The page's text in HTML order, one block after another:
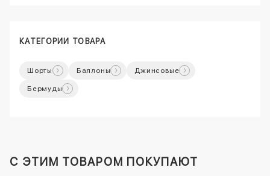
КАТЕГОРИИ ТОВАРА
Шорты Баллоны Джинсовые
Бермуды
C ЭТИМ ТОВАРОМ ПОКУПАЮТ